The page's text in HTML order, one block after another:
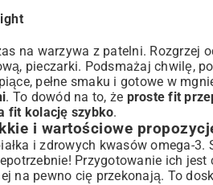
na warzywa z patelni. Rozgrzej
pieczarki. Podsmażaj chwilę,
pełne smaku i gotowe w
. To dowód na to, że proste fit
fit kolację szybko.
i wartościowe
i zdrowych kwasów omega-
Przygotowanie ich
na pewno cię przekonają. To